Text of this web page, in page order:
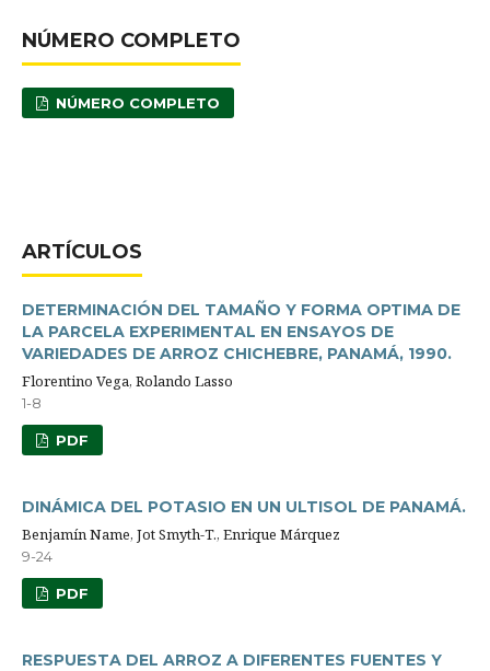
NÚMERO COMPLETO
NÚMERO COMPLETO
ARTÍCULOS
DETERMINACIÓN DEL TAMAÑO Y FORMA OPTIMA DE
LA PARCELA EXPERIMENTAL EN ENSAYOS DE
VARIEDADES DE ARROZ CHICHEBRE, PANAMÁ, 1990.
Florentino Vega, Rolando Lasso
1-8
PDF
DINÁMICA DEL POTASIO EN UN ULTISOL DE PANAMÁ.
Benjamín Name, Jot Smyth-T., Enrique Márquez
9-24
PDF
RESPUESTA DEL ARROZ A DIFERENTES FUENTES Y